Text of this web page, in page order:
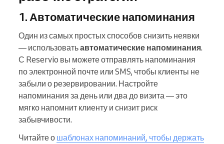
1. Автоматические напоминания
Один из самых простых способов снизить неявки
— использоватьавтоматические напоминания.
С Reservio вы можете отправлять напоминания
по электронной почте или SMS, чтобы клиенты не
забыли о резервировании. Настройте
напоминания за день или два до визита — это
мягко напомнит клиенту и снизит риск
забывчивости.
Читайте о шаблонах напоминаний, чтобы держать